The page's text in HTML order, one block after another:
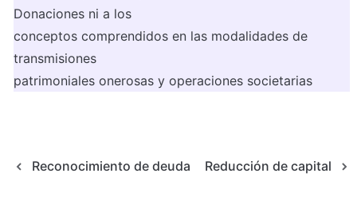
Donaciones ni a los
conceptos comprendidos en las modalidades de
transmisiones
patrimoniales onerosas y operaciones societarias
Reconocimiento de deuda Reducción de capital